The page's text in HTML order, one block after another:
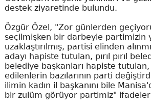
destek ziyaretinde bulundu.
Özgür Özel, "Zor günlerden
seçilmişken bir darbeyle partimizin
uzaklaştırılmış, partisi elinden
adayı hapiste tutulan, pırıl pırıl
belediye başkanları hapiste
edilenlerin bazılarının parti
ilimin kadın il başkanını bile
bir zulüm görüyor partimiz"